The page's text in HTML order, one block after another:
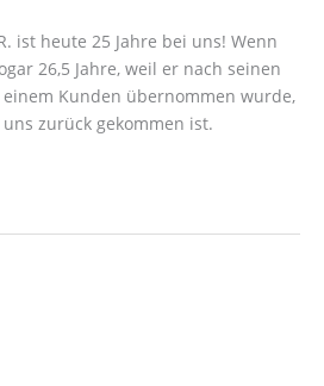
ist heute 25 Jahre bei uns! Wenn
26,5 Jahre, weil er nach seinen
Kunden übernommen wurde,
zurück gekommen ist.